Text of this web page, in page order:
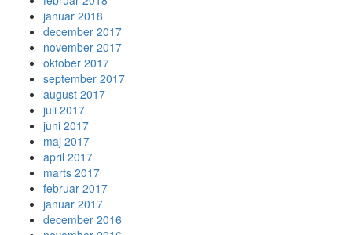
januar 2018
december 2017
november 2017
oktober 2017
september 2017
august 2017
juli 2017
juni 2017
maj 2017
april 2017
marts 2017
februar 2017
januar 2017
december 2016